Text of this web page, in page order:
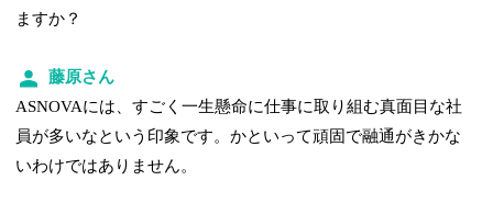
ますか？
藤原さん
ASNOVAには、すごく一生懸命に仕事に取り組む真面目な社
員が多いなという印象です。かといって頑固で融通がきかな
いわけではありません。